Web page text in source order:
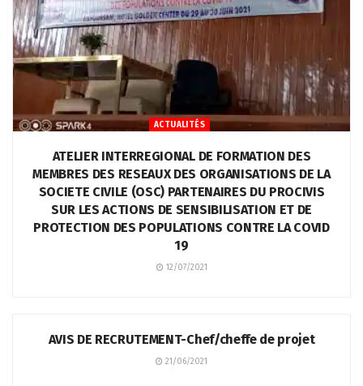
ACTUALITÉS
ATELIER INTERREGIONAL DE FORMATION DES
MEMBRES DES RESEAUX DES ORGANISATIONS DE LA
SOCIETE CIVILE (OSC) PARTENAIRES DU PROCIVIS
SUR LES ACTIONS DE SENSIBILISATION ET DE
PROTECTION DES POPULATIONS CONTRE LA COVID
19
12/07/2021
AVIS DE RECRUTEMENT-Chef/cheffe de projet
21/06/2021